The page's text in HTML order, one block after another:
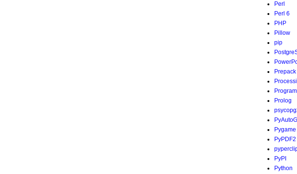
Perl
Perl 6
PHP
Pillow
pip
Prepack
Prolog
Pygame
PyPDF2
PyPI
Python